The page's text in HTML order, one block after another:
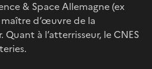
& Space Allemagne (ex
d’œuvre de la
à l’atterrisseur, le CNES